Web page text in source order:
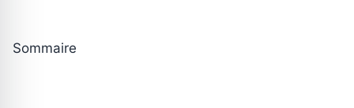
Sommaire